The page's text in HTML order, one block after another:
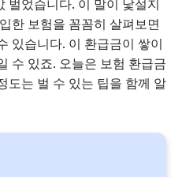
벌었습니다. 이 말이 낯설지
한 보험을 꼼꼼히 살펴보면
있습니다. 이 환급금이 쌓이
수 있죠. 오늘은 보험 환급금
도는 벌 수 있는 팁을 함께 알